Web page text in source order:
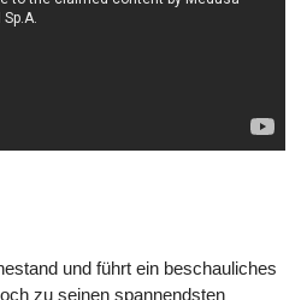
und führt ein beschauliches
zu seinen spannendsten